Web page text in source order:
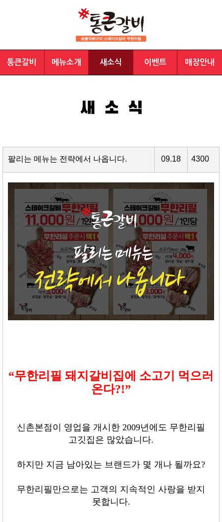
통큰갈비 메뉴소개 새소식 이벤트 매장안내
팔리는 메뉴는 전략에서 나옵니다. 09.18 4300
“무한리필 돼지갈비집에 소고기 먹으러
온다?!”
신촌본점이 영업을 개시한 2009년에도 무한리필
고깃집은 많았습니다.
하지만 지금 남아있는 브랜드가 몇 개나 될까요?
무한리필만으로는 고객의 지속적인 사랑을 받지
못합니다.